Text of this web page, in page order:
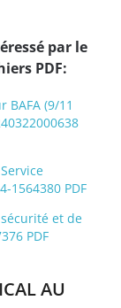
par le
PDF:
BAFA (9/11
1564380 PDF
et de
PDF
AU